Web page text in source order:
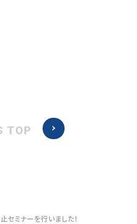
TOP
セミナーを行いました！